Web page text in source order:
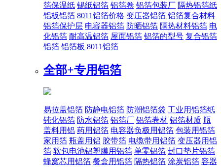
箔保温纸 锡纸铝箔 铝箔卷 铝箔包装厂 隔热铝箔纸
铝板铝箔 8011铝箔价格 变压器铝箔 铝箔复合材料
铝箔保护层 电容器铝箔 防晒铝箔 隔热材料铝箔 电
化铝箔 耐高温铝箔 屋面铝箔 铝箔的型号 复合铝箔
铝箔 铝箔板 8011铝箔
全部+专用铝箔
易拉盖铝箔 防静电铝箔 防潮铝箔袋 工业用铝箔纸
钝化铝箔 防水铝箔 铝箔厂 铝箔卷材 铝箔材质 瓶
盖料用铝 药用铝箔 电容器负极用铝箔 包装用铝箔
家用箔 瓶盖用铝 胶带箔 电缆带用铝箔 变压器用铝
箔 软包电池铝塑膜用铝箔 单零铝箔 封口垫片铝箔
蜂窝芯用铝箔 餐盒用铝箔 隔热铝箔 涂炭铝箔 容器